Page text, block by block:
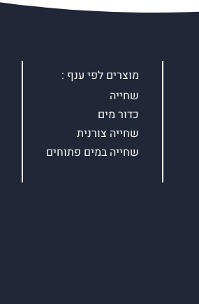
מוצרים לפי ענף :
שחייה
כדור מים
שחייה צורנית
שחייה במים פתוחים